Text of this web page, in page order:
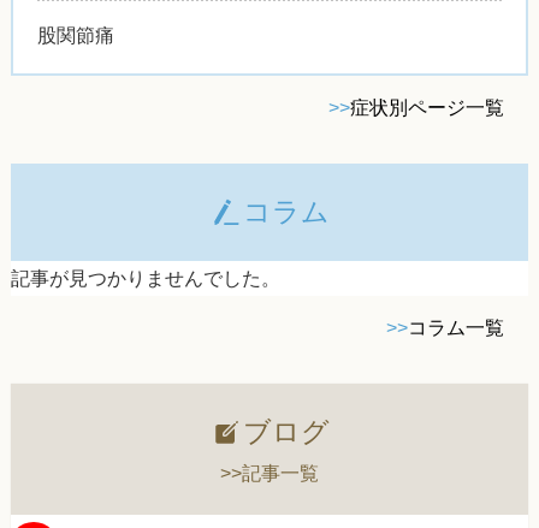
股関節痛
>>症状別ページ一覧
コラム
記事が見つかりませんでした。
>>コラム一覧
ブログ
>>記事一覧